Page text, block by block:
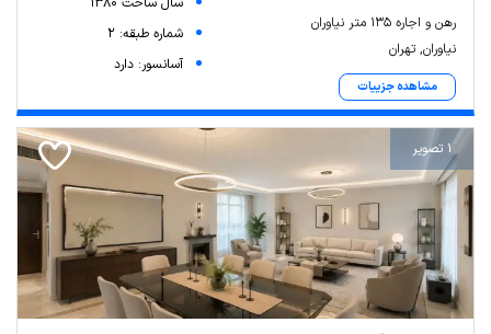
رهن و اجاره ۱۳۵ متر نیاوران
نیاوران, تهران
مشاهده جزییات
شماره طبقه: 2
آسانسور: دارد
1 تصویر